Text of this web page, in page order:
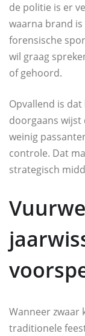
de politie is er
waarna brand
forensische
wil graag
of gehoord.
Opvallend is
doorgaans wijst
weinig
controle. Dat
strategisch
Wanneer
traditionele